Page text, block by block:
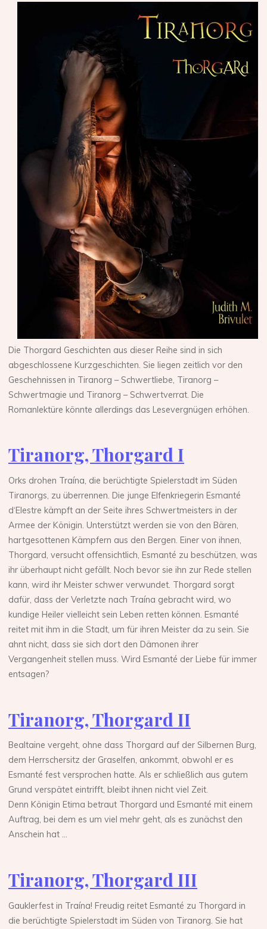
Die Thorgard Geschichten aus dieser Reihe sind in sich
abgeschlossene Kurzgeschichten. Sie liegen zeitlich vor den
Geschehnissen in Tiranorg – Schwertliebe, Tiranorg –
Schwertmagie und Tiranorg – Schwertverrat. Die
Romanlektüre könnte allerdings das Lesevergnügen erhöhen.
Tiranorg, Thorgard I
Orks drohen Traína, die berüchtigte Spielerstadt im Süden
Tiranorgs, zu überrennen. Die junge Elfenkriegerin Esmanté
d‘Elestre kämpft an der Seite ihres Schwertmeisters in der
Armee der Königin. Unterstützt werden sie von den Bären,
hartgesottenen Kämpfern aus den Bergen. Einer von ihnen,
Thorgard, versucht offensichtlich, Esmanté zu beschützen, was
ihr überhaupt nicht gefällt. Noch bevor sie ihn zur Rede stellen
kann, wird ihr Meister schwer verwundet. Thorgard sorgt
dafür, dass der Verletzte nach Traína gebracht wird, wo
kundige Heiler vielleicht sein Leben retten können. Esmanté
reitet mit ihm in die Stadt, um für ihren Meister da zu sein. Sie
ahnt nicht, dass sie sich dort den Dämonen ihrer
Vergangenheit stellen muss. Wird Esmanté der Liebe für immer
entsagen?
Tiranorg, Thorgard II
Bealtaine vergeht, ohne dass Thorgard auf der Silbernen Burg,
dem Herrschersitz der Graselfen, ankommt, obwohl er es
Esmanté fest versprochen hatte. Als er schließlich aus gutem
Grund verspätet eintrifft, bleibt ihnen nicht viel Zeit.
Denn Königin Etima betraut Thorgard und Esmanté mit einem
Auftrag, bei dem es um viel mehr geht, als es zunächst den
Anschein hat …
Tiranorg, Thorgard III
Gauklerfest in Traína! Freudig reitet Esmanté zu Thorgard in
die berüchtigte Spielerstadt im Süden von Tiranorg. Sie hat